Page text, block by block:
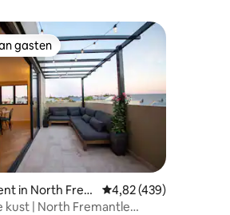
4,98 uit 5, 129 recensies
gasten
gasten
in North Frem
Gemiddelde
4,82 (439)
kust | North Fremantle